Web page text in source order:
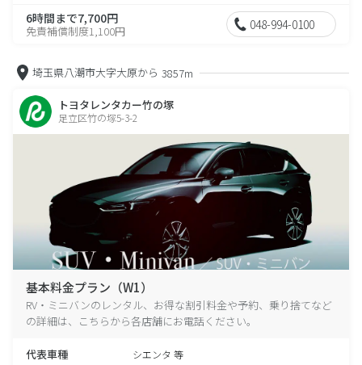
6時間まで7,700円
免責補償制度1,100円 048-994-0100
埼玉県八潮市大字大原から 3857m
トヨタレンタカー竹の塚
足立区竹の塚5-3-2
基本料金プラン（W1）
RV・ミニバンのレンタル、お得な割引料金や予約、乗り捨てなど
の詳細は、こちらから各店舗にお電話ください。
代表車種 シエンタ 等